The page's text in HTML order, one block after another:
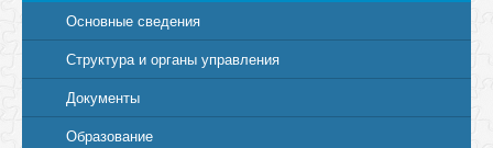
Основные сведения
Структура и органы управления
Документы
Образование